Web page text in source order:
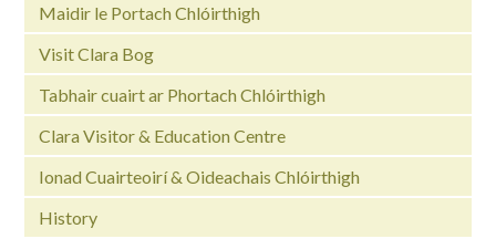
Maidir le Portach Chlóirthigh
Visit Clara Bog
Tabhair cuairt ar Phortach Chlóirthigh
Clara Visitor & Education Centre
Ionad Cuairteoirí & Oideachais Chlóirthigh
History